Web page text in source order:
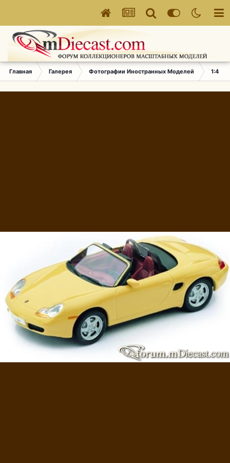
Главная Галерея Фотографии Иностранных Моделей 1:43